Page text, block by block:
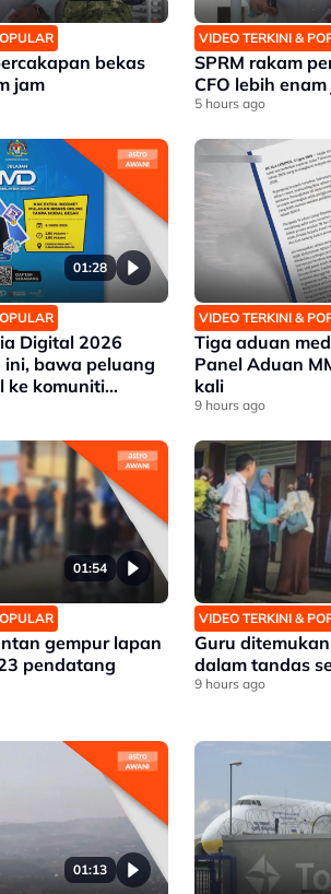
bekas
jam
VIDEO TERKINI &
SPRM rakam
CFO lebih
5 hours ago
01:28
Digital 2026
ini, bawa peluang
ke komuniti
VIDEO TERKINI &
Tiga aduan
Panel Aduan
kali
9 hours ago
01:54
gempur lapan
pendatang
VIDEO TERKINI &
Guru
dalam tandas
9 hours ago
01:13